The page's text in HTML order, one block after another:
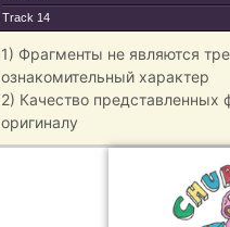
Track 14
1) Фрагменты не являются
ознакомительный характер
2) Качество представленных
оригиналу